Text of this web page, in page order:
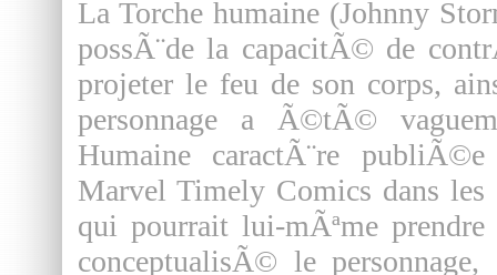
La Torche humaine (Johnny
possÃ¨de la capacitÃ© de
projeter le feu de son corps,
personnage a Ã©tÃ©
Humaine caractÃ¨re
Marvel Timely Comics dans
qui pourrait lui-mÃªme
conceptualisÃ© le